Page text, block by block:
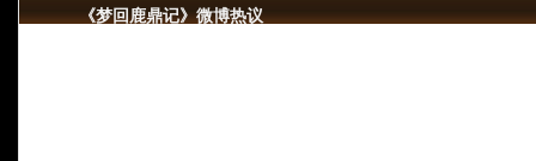
《梦回鹿鼎记》微博热议